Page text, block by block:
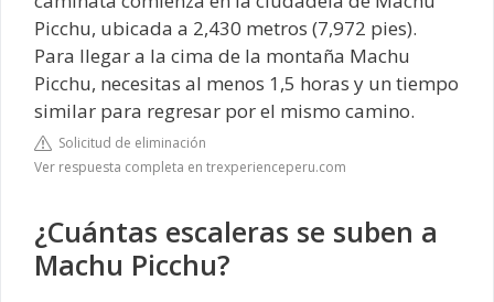
Picchu, ubicada a 2,430 metros (7,972 pies).
Para llegar a la cima de la montaña Machu
Picchu, necesitas al menos 1,5 horas y un tiempo
similar para regresar por el mismo camino.
Solicitud de eliminación
Ver respuesta completa en trexperienceperu.com
¿Cuántas escaleras se suben a
Machu Picchu?